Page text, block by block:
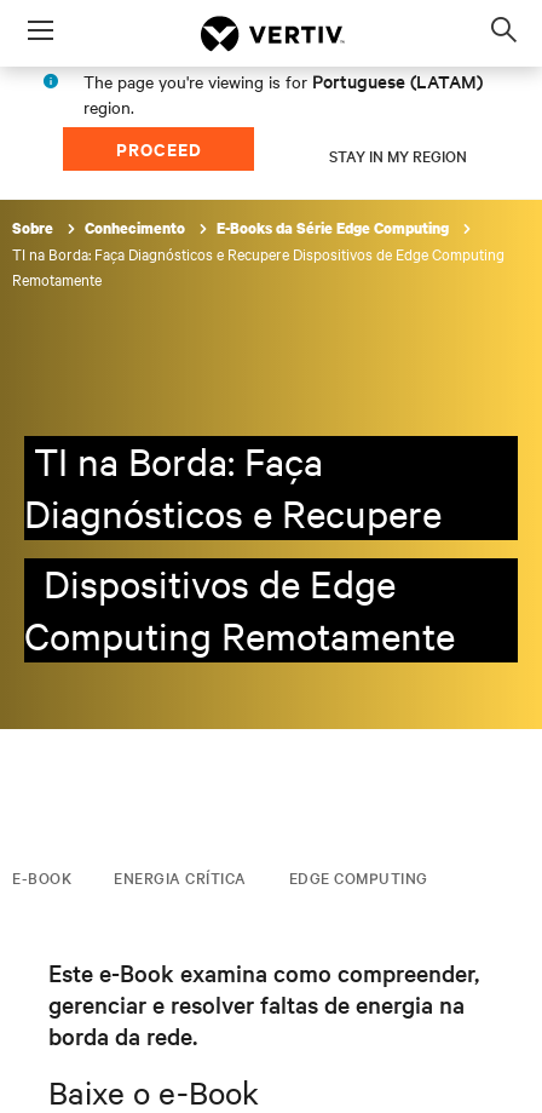
Menu
The page you're viewing is for Portuguese (LATAM)
region.
PROCEED STAY IN MY REGION
Sobre Conhecimento E-Books da Série Edge Computing
TI na Borda: Faça Diagnósticos e Recupere Dispositivos de Edge Computing
Remotamente
TI na Borda: Faça
Diagnósticos e Recupere
Dispositivos de Edge
Computing Remotamente
E-BOOK ENERGIA CRÍTICA EDGE COMPUTING
Este e-Book examina como compreender,
gerenciar e resolver faltas de energia na
borda da rede.
Baixe o e-Book